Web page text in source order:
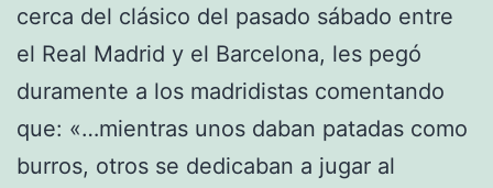
cerca del clásico del pasado sábado entre
el Real Madrid y el Barcelona, les pegó
duramente a los madridistas comentando
que: «…mientras unos daban patadas como
burros, otros se dedicaban a jugar al